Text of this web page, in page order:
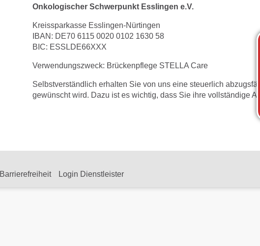
Onkologischer Schwerpunkt Esslingen e.V.
Kreissparkasse Esslingen-Nürtingen
IBAN: DE70 6115 0020 0102 1630 58
BIC: ESSLDE66XXX
Verwendungszweck: Brückenpflege STELLA Care
Selbstverständlich erhalten Sie von uns eine steuerlich
gewünscht wird. Dazu ist es wichtig, dass Sie ihre vollständige
Barrierefreiheit Login Dienstleister